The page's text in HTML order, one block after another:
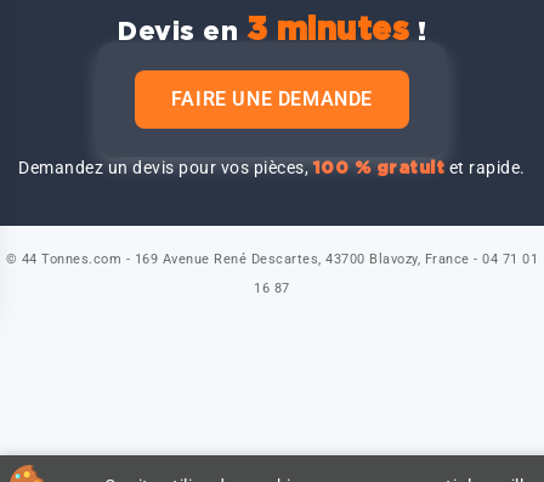
Devis en 3 minutes !
FAIRE UNE DEMANDE
Demandez un devis pour vos pièces,100 % gratuit et rapide.
© 44 Tonnes.com - 169 Avenue René Descartes, 43700 Blavozy, France - 04 71 01
16 87